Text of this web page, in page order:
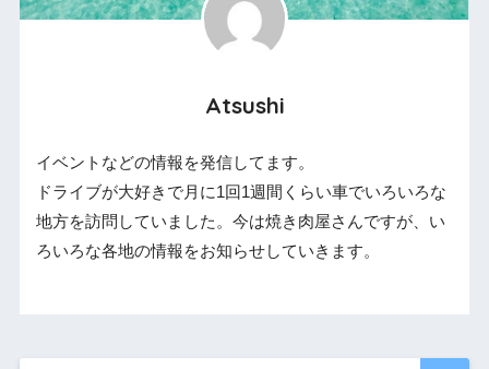
Atsushi
イベントなどの情報を発信してます。
ドライブが大好きで月に1回1週間くらい車でいろいろな
地方を訪問していました。今は焼き肉屋さんですが、い
ろいろな各地の情報をお知らせしていきます。